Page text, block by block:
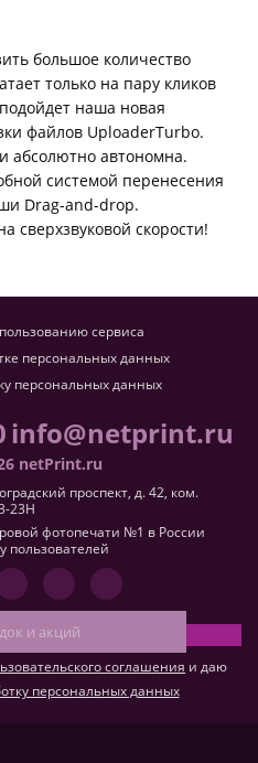
большое количество
только на пару кликов
наша новая
файлов UploaderTurbo.
абсолютно автономна.
системой перенесения
Drag-and-drop.
сверхзвуковой скорости!
сервиса
персональных данных
персональных данных
info@netprint.ru
netPrint.ru
проспект, д. 42, ком.
23H
фотопечати №1 в России
пользователей
соглашения и даю
персональных данных